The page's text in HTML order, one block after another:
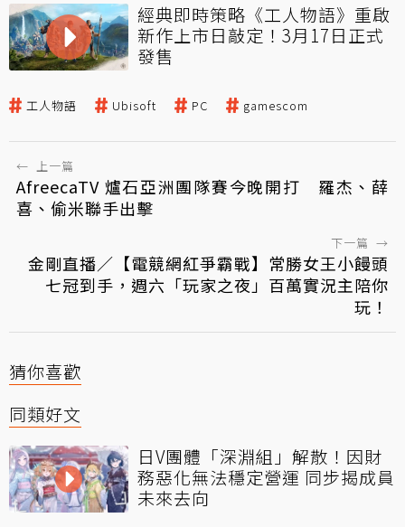
經典即時策略《工人物語》重啟
新作上市日敲定！3月17日正式
發售
工人物語 Ubisoft PC gamescom
← 上一篇
AfreecaTV 爐石亞洲團隊賽今晚開打 羅杰、薛
喜、偷米聯手出擊
下一篇 →
金剛直播／【電競網紅爭霸戰】常勝女王小饅頭
七冠到手，週六「玩家之夜」百萬實況主陪你
玩！
猜你喜歡
同類好文
日V團體「深淵組」解散！因財
務惡化無法穩定營運 同步揭成員
未來去向